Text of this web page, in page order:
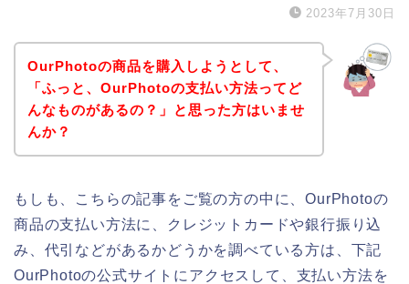
2023年7月30日
OurPhotoの商品を購入しようとして、
「ふっと、OurPhotoの支払い方法ってど
んなものがあるの？」と思った方はいませ
んか？
もしも、こちらの記事をご覧の方の中に、OurPhotoの
商品の支払い方法に、クレジットカードや銀行振り込
み、代引などがあるかどうかを調べている方は、下記
OurPhotoの公式サイトにアクセスして、支払い方法を